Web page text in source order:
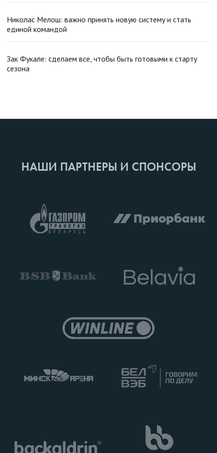
Николас Мелош: важно принять новую систему и стать
единой командой
Зак Фукале: сделаем все, чтобы быть готовыми к старту
сезона
НАШИ ПАРТНЕРЫ И СПОНСОРЫ